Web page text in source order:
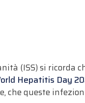
(ISS) si ricorda
Hepatitis Day
che queste